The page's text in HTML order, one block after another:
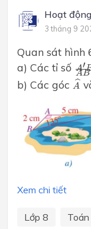
Hoạt
3 tháng 9
Quan sát hình
a) Các tỉ số A′
AB
A′B
b) Các góc ˆ
A
A^
Xem chi tiết
Lớp 8 Toán